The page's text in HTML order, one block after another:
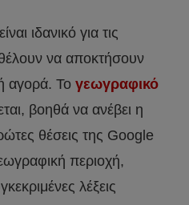
ιδανικό για τις
θέλουν να αποκτήσουν
αγορά. Το γεωγραφικό
βοηθά να ανέβει η
θέσεις της Google
περιοχή,
λέξεις